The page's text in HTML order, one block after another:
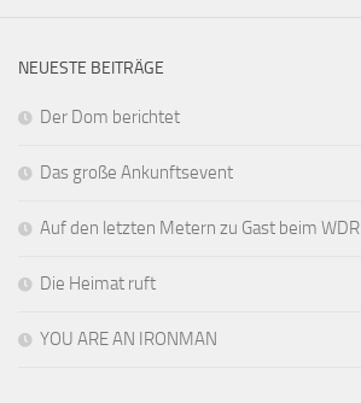
NEUESTE BEITRÄGE
Der Dom berichtet
Das große Ankunftsevent
Auf den letzten Metern zu Gast beim WDR
Die Heimat ruft
YOU ARE AN IRONMAN